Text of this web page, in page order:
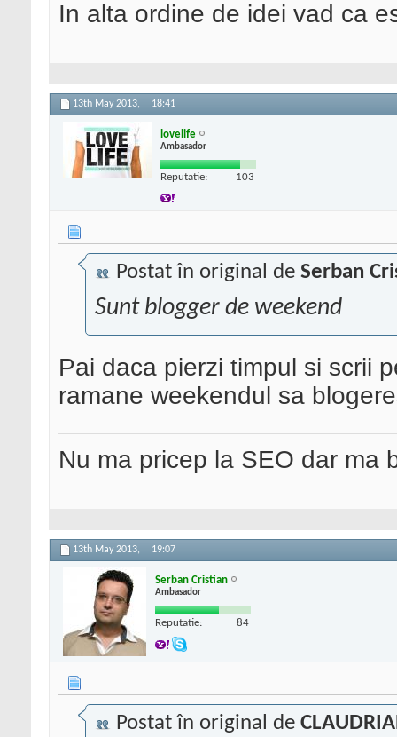
In alta ordine de idei vad ca
13th May 2013, 18:41
lovelife
Ambasador
Reputatie: 103
Postat în original de Serban
Sunt blogger de weekend
Pai daca pierzi timpul si scrii
ramane weekendul sa
Nu ma pricep la SEO dar ma
13th May 2013, 19:07
Serban Cristian
Ambasador
Reputatie: 84
Postat în original de